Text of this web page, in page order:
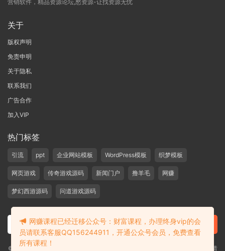
营销软件，精品资源论坛,愁资源-让找资源无忧
关于
版权声明
免责申明
关于隐私
联系我们
广告合作
加入VIP
热门标签
引流 ppt 企业网站模板 WordPress模板 织梦模板
网页游戏 传奇游戏源码 新闻门户 撸羊毛 网赚
梦幻西游源码 问道游戏源码
©2019-2020 愁资源 站内大部分资源收集于网络，若侵犯了您的合法权益，请
网赚课程已经迁移公众号：财富课程，办理终身vip的会
员请联系客服QQ156244911，开通公众号会员，免费查看
所有课程！